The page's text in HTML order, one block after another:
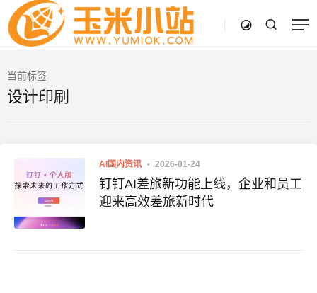
当前标签
设计印刷
AI国内资讯 2026-01-24
钉钉AI差旅新功能上线，企业和员工
迎来高效差旅新时代